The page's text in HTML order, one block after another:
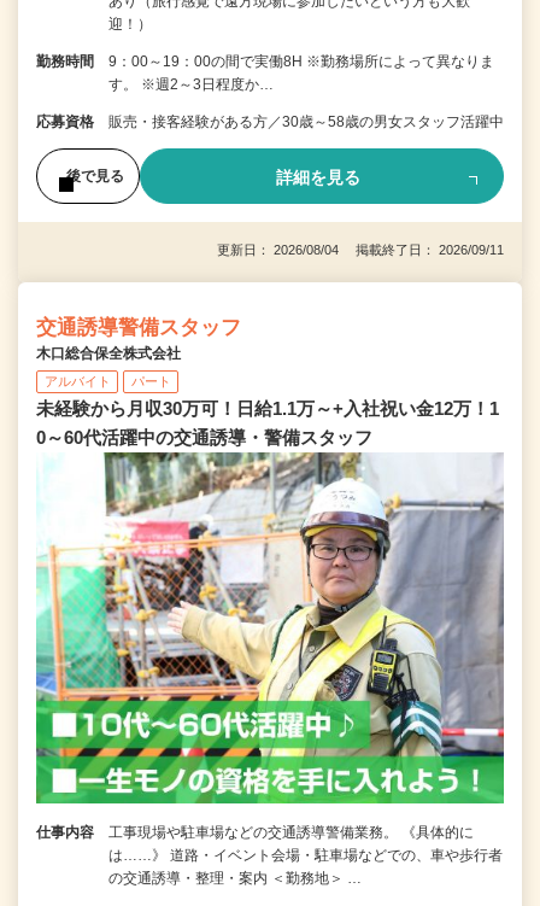
迎！）
勤務時間
9：00～19：00の間で実働8H ※勤務場所によって異なりま
す。 ※週2～3日程度か…
応募資格 販売・接客経験がある方／30歳～58歳の男女スタッフ活躍中
後で見る 詳細を見る
更新日： 2026/08/04 掲載終了日： 2026/09/11
交通誘導警備スタッフ
木口総合保全株式会社
アルバイト パート
未経験から月収30万可！日給1.1万～+入社祝い金12万！1
0～60代活躍中の交通誘導・警備スタッフ
仕事内容
工事現場や駐車場などの交通誘導警備業務。 《具体的に
は……》 道路・イベント会場・駐車場などでの、車や歩行者
の交通誘導・整理・案内 ＜勤務地＞ …